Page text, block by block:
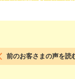
前のお客さまの声を読